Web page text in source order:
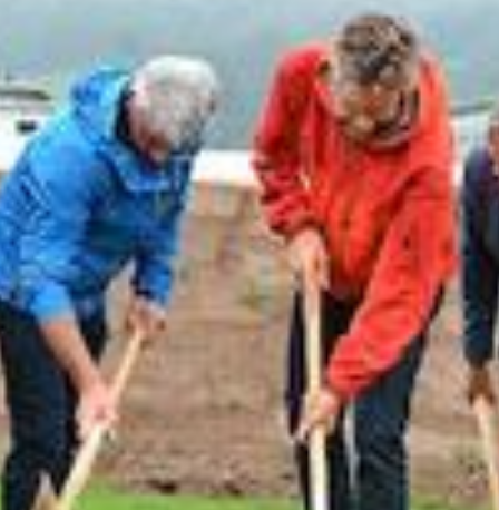
Südostschweiz bei Google bevorzugen